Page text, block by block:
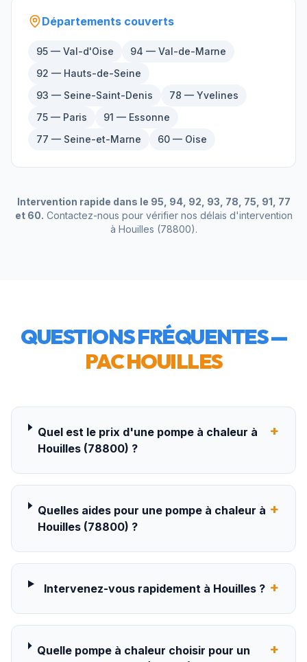
Départements couverts
95 — Val-d'Oise
94 — Val-de-Marne
92 — Hauts-de-Seine
93 — Seine-Saint-Denis
78 — Yvelines
75 — Paris
91 — Essonne
77 — Seine-et-Marne
60 — Oise
Intervention rapide dans le 95, 94, 92, 93, 78, 75, 91, 77
et 60. Contactez-nous pour vérifier nos délais d'intervention
à Houilles (78800).
QUESTIONS FRÉQUENTES —
PACHOUILLES
Quel est le prix d'une pompe à chaleur à
Houilles (78800) ?
+
Quelles aides pour une pompe à chaleur à
Houilles (78800) ?
+
Intervenez-vous rapidement à Houilles ? +
Quelle pompe à chaleur choisir pour un
+